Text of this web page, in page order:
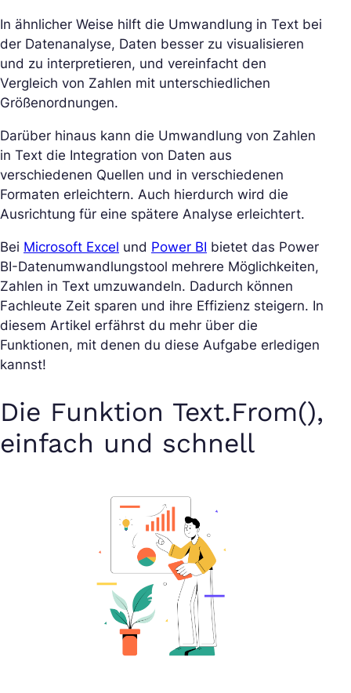
In ähnlicher Weise hilft die Umwandlung in Text bei
der Datenanalyse, Daten besser zu visualisieren
und zu interpretieren, und vereinfacht den
Vergleich von Zahlen mit unterschiedlichen
Größenordnungen.
Darüber hinaus kann die Umwandlung von Zahlen
in Text die Integration von Daten aus
verschiedenen Quellen und in verschiedenen
Formaten erleichtern. Auch hierdurch wird die
Ausrichtung für eine spätere Analyse erleichtert.
Bei Microsoft Excel und Power BI bietet das Power
BI-Datenumwandlungstool mehrere Möglichkeiten,
Zahlen in Text umzuwandeln. Dadurch können
Fachleute Zeit sparen und ihre Effizienz steigern. In
diesem Artikel erfährst du mehr über die
Funktionen, mit denen du diese Aufgabe erledigen
kannst!
Die Funktion Text.From(),
einfach und schnell